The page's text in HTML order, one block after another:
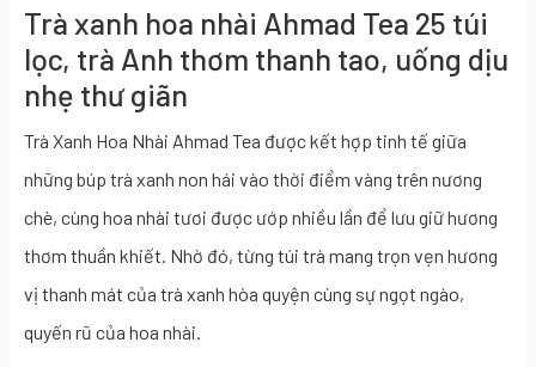
Trà xanh hoa nhài Ahmad Tea 25 túi
lọc, trà Anh thơm thanh tao, uống dịu
nhẹ thư giãn
Trà Xanh Hoa Nhài Ahmad Tea được kết hợp tinh tế giữa
những búp trà xanh non hái vào thời điểm vàng trên nương
chè, cùng hoa nhài tươi được ướp nhiều lần để lưu giữ hương
thơm thuần khiết. Nhờ đó, từng túi trà mang trọn vẹn hương
vị thanh mát của trà xanh hòa quyện cùng sự ngọt ngào,
quyến rũ của hoa nhài.